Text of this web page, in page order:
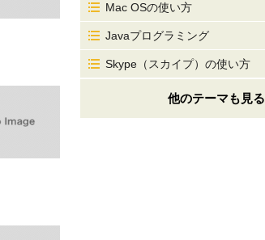
Mac OSの使い方
Javaプログラミング
Skype（スカイプ）の使い方
他のテーマも見る